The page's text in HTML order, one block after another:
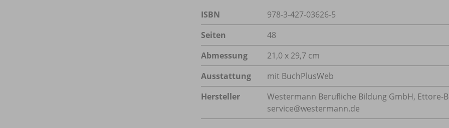
ISBN
978-3-427-03626-5
Seiten
48
Abmessung
21,0 x 29,7 cm
Ausstattung
mit BuchPlusWeb
Hersteller
Westermann Berufliche Bildung GmbH, Ettore-
service@westermann.de